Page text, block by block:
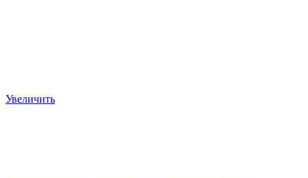
Увеличить